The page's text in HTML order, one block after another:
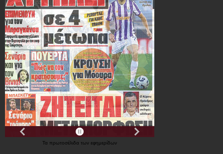
Τα πρωτοσέλιδα των εφημερίδων